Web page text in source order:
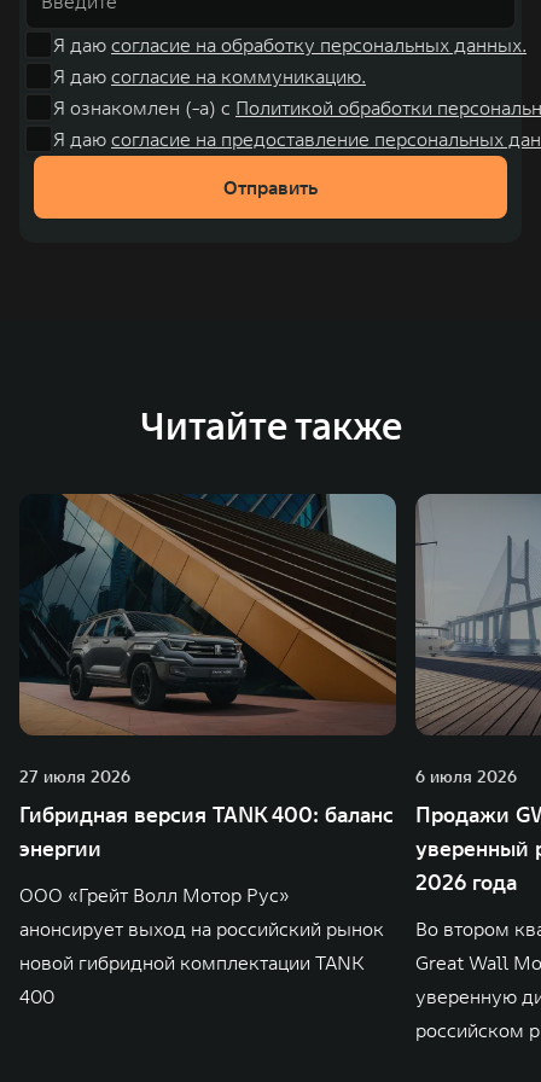
Я даю согласие на обработку персональных данных.
Я даю согласие на коммуникацию.
Я ознакомлен (-а) с Политикой обработки
Я даю согласие на предоставление персональных
Отправить
Читайте также
27 июля 2026
Гибридная версия TANK 400: баланс
энергии
ООО «Грейт Волл Мотор Рус»
анонсирует выход на российский рынок
новой гибридной комплектации TANK
400
6 июля 2026
Продажи
уверенный
2026 года
Во втором
Great Wall
уверенную
российском